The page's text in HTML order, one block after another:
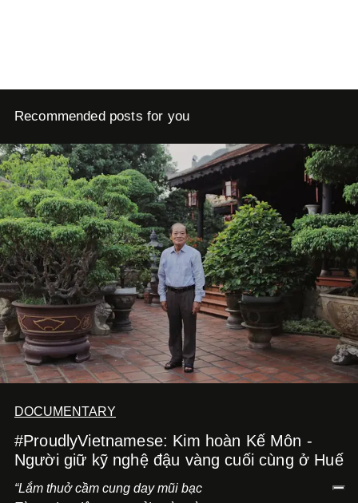
Recommended posts for you
DOCUMENTARY
#ProudlyVietnamese: Kim hoàn Kế Môn -
Người giữ kỹ nghệ đậu vàng cuối cùng ở Huế
“Lắm thuở cầm cung day mũi bạc